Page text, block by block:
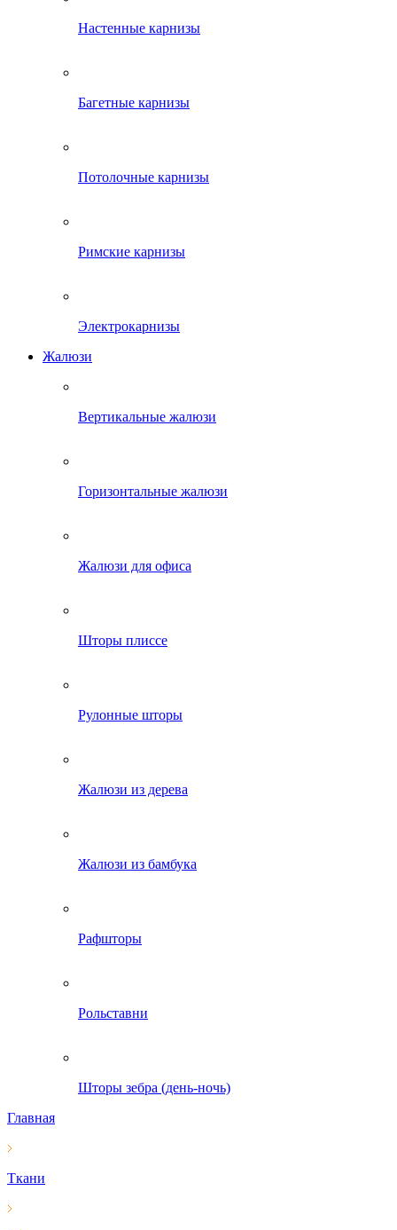
Настенные карнизы
Багетные карнизы
Потолочные карнизы
Римские карнизы
Электрокарнизы
Жалюзи
Вертикальные жалюзи
Горизонтальные жалюзи
Жалюзи для офиса
Шторы плиссе
Рулонные шторы
Жалюзи из дерева
Жалюзи из бамбука
Рафшторы
Рольставни
Шторы зебра (день-ночь)
Главная
Ткани